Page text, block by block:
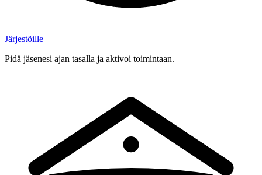
Järjestöille
Pidä jäsenesi ajan tasalla ja aktivoi toimintaan.